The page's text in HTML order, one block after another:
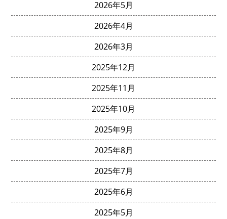
2026年5月
2026年4月
2026年3月
2025年12月
2025年11月
2025年10月
2025年9月
2025年8月
2025年7月
2025年6月
2025年5月